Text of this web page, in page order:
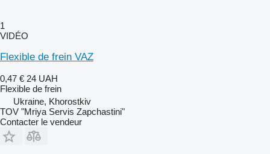
1
VIDÉO
Flexible de frein VAZ
0,47 € 24 UAH
Flexible de frein
Ukraine, Khorostkiv
TOV "Mriya Servis Zapchastini"
Contacter le vendeur